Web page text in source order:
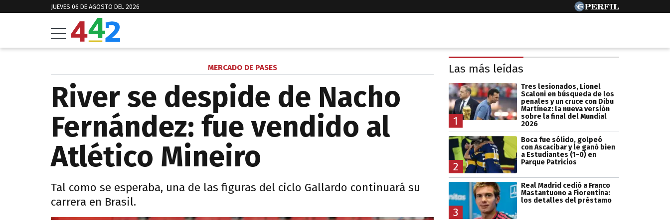
JUEVES 06 DE AGOSTO DEL 2026
MERCADO DE PASES
River se despide de Nacho
Fernández: fue vendido al
Atlético Mineiro
Tal como se esperaba, una de las figuras del ciclo Gallardo continuará su
carrera en Brasil.
Las más leídas
1
Tres lesionados, Lionel
Scaloni en búsqueda de los
penales y un cruce con Dibu
Martínez: la nueva versión
sobre la final del Mundial
2026
2
Boca fue sólido, golpeó
con Ascacibar y le ganó bien
a Estudiantes (1-0) en
Parque Patricios
3
Real Madrid cedió a Franco
Mastantuono a Fiorentina:
los detalles del préstamo